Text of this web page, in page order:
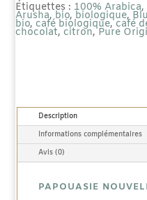
Nouvelle
Guinée
Étiquettes : 100% Arabica,
Arusha,bio,biologique,
bio, café biologique,café
chocolat, citron,Pure
Description
Informations complémentaires
Avis (0)
PAPOUASIE